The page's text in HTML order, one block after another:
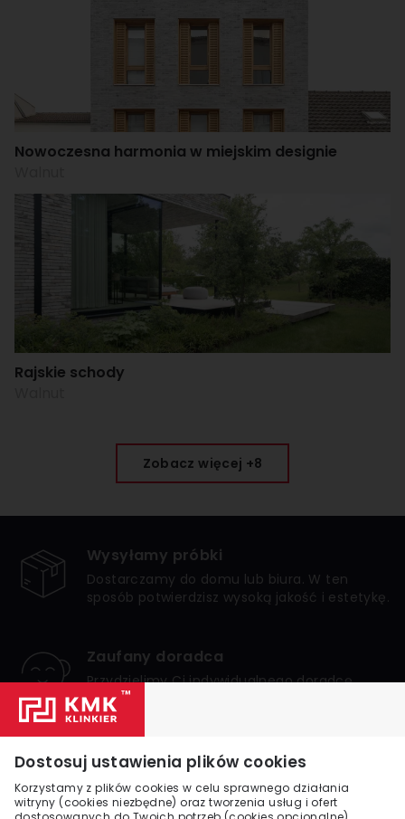
Nowoczesna harmonia w miejskim designie
Rajskie schody
Zobacz więcej +8
Dostosuj ustawienia plików cookies
Korzystamy z plików cookies w celu sprawnego działania
witryny (cookies niezbędne) oraz tworzenia usług i ofert
Wysyłamy próbki
Dostarczamy do domu lub biura. W ten
sposób potwierdzisz wysoką jakość i estetykę.
Zaufany doradca
Przydzielimy Ci indywidualnego doradcę,
który zagwarantuje bezpieczne i udane
zakupy.
Numer 1 w Polsce
Jesteśmy liderem internetowej sprzedaży
klinkieru w Polsce. Zaufało nam wielu